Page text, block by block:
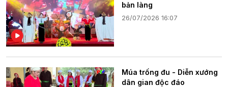
bản làng
26/07/2026 16:07
Múa trống đu - Diễn xướng
dân gian độc đáo